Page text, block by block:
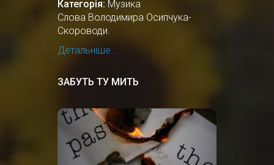
Категорія: Музика
Слова Володимира Осипчука-
Скороводи.
Детальніше...
ЗАБУТЬ ТУ МИТЬ